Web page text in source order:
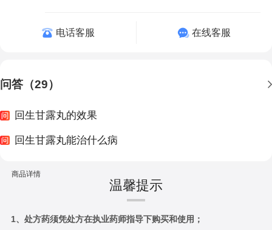
电话客服 在线客服
问答（29）
回生甘露丸的效果
回生甘露丸能治什么病
商品详情
温馨提示
1、处方药须凭处方在执业药师指导下购买和使用；